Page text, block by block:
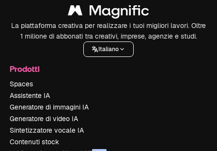
La piattaforma creativa per realizzare i tuoi migliori lavori. Oltre
1 milione di abbonati tra creativi, imprese, agenzie e studi.
Italiano
Prodotti
Spaces
Assistente IA
Generatore di immagini IA
Generatore di video IA
Sintetizzatore vocale IA
Contenuti stock